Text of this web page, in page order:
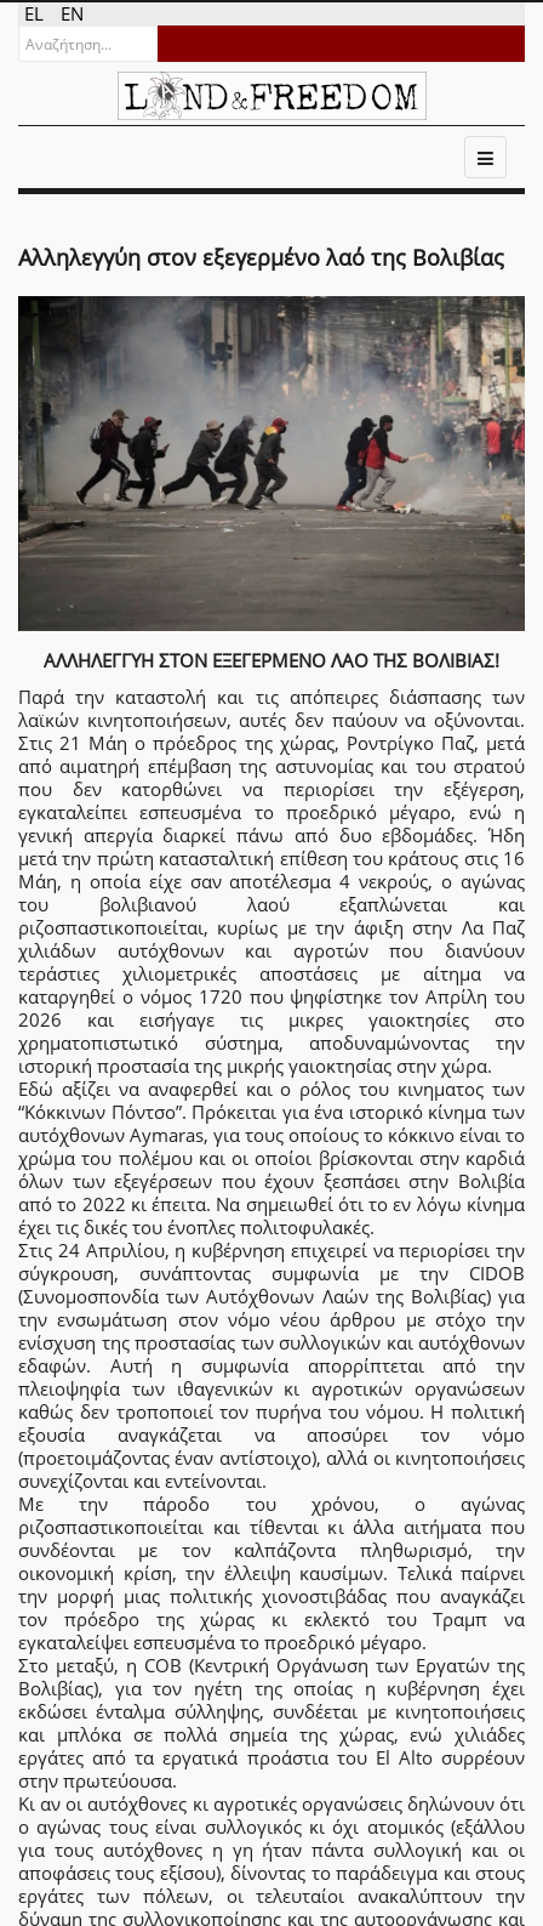
EL EN
Αλληλεγγύη στον εξεγερμένο λαό της Βολιβίας
ΑΛΛΗΛΕΓΓΥΗ ΣΤΟΝ ΕΞΕΓΕΡΜΕΝΟ ΛΑΟ ΤΗΣ ΒΟΛΙΒΙΑΣ!
Παρά την καταστολή και τις απόπειρες διάσπασης των
λαϊκών κινητοποιήσεων, αυτές δεν παύουν να οξύνονται.
Στις 21 Μάη ο πρόεδρος της χώρας, Ροντρίγκο Παζ, μετά
από αιματηρή επέμβαση της αστυνομίας και του στρατού
που δεν κατορθώνει να περιορίσει την εξέγερση,
εγκαταλείπει εσπευσμένα το προεδρικό μέγαρο, ενώ η
γενική απεργία διαρκεί πάνω από δυο εβδομάδες. Ήδη
μετά την πρώτη κατασταλτική επίθεση του κράτους στις 16
Μάη, η οποία είχε σαν αποτέλεσμα 4 νεκρούς, ο αγώνας
του βολιβιανού λαού εξαπλώνεται και
ριζοσπαστικοποιείται, κυρίως με την άφιξη στην Λα Παζ
χιλιάδων αυτόχθονων και αγροτών που διανύουν
τεράστιες χιλιομετρικές αποστάσεις με αίτημα να
καταργηθεί ο νόμος 1720 που ψηφίστηκε τον Απρίλη του
2026 και εισήγαγε τις μικρες γαιοκτησίες στο
χρηματοπιστωτικό σύστημα, αποδυναμώνοντας την
ιστορική προστασία της μικρής γαιοκτησίας στην χώρα.
Εδώ αξίζει να αναφερθεί και ο ρόλος του κινηματος των
“Κόκκινων Πόντσο”. Πρόκειται για ένα ιστορικό κίνημα των
αυτόχθονων Aymaras, για τους οποίους το κόκκινο είναι το
χρώμα του πολέμου και οι οποίοι βρίσκονται στην καρδιά
όλων των εξεγέρσεων που έχουν ξεσπάσει στην Βολιβία
από το 2022 κι έπειτα. Να σημειωθεί ότι το εν λόγω κίνημα
έχει τις δικές του ένοπλες πολιτοφυλακές.
Στις 24 Απριλίου, η κυβέρνηση επιχειρεί να περιορίσει την
σύγκρουση, συνάπτοντας συμφωνία με την CIDOB
(Συνομοσπονδία των Αυτόχθονων Λαών της Βολιβίας) για
την ενσωμάτωση στον νόμο νέου άρθρου με στόχο την
ενίσχυση της προστασίας των συλλογικών και αυτόχθονων
εδαφών. Αυτή η συμφωνία απορρίπτεται από την
πλειοψηφία των ιθαγενικών κι αγροτικών οργανώσεων
καθώς δεν τροποποιεί τον πυρήνα του νόμου. Η πολιτική
εξουσία αναγκάζεται να αποσύρει τον νόμο
(προετοιμάζοντας έναν αντίστοιχο), αλλά οι κινητοποιήσεις
συνεχίζονται και εντείνονται.
Με την πάροδο του χρόνου, ο αγώνας
ριζοσπαστικοποιείται και τίθενται κι άλλα αιτήματα που
συνδέονται με τον καλπάζοντα πληθωρισμό, την
οικονομική κρίση, την έλλειψη καυσίμων. Τελικά παίρνει
την μορφή μιας πολιτικής χιονοστιβάδας που αναγκάζει
τον πρόεδρο της χώρας κι εκλεκτό του Τραμπ να
εγκαταλείψει εσπευσμένα το προεδρικό μέγαρο.
Στο μεταξύ, η COB (Κεντρική Οργάνωση των Εργατών της
Βολιβίας), για τον ηγέτη της οποίας η κυβέρνηση έχει
εκδώσει ένταλμα σύλληψης, συνδέεται με κινητοποιήσεις
και μπλόκα σε πολλά σημεία της χώρας, ενώ χιλιάδες
εργάτες από τα εργατικά προάστια του El Alto συρρέουν
στην πρωτεύουσα.
Κι αν οι αυτόχθονες κι αγροτικές οργανώσεις δηλώνουν ότι
ο αγώνας τους είναι συλλογικός κι όχι ατομικός (εξάλλου
για τους αυτόχθονες η γη ήταν πάντα συλλογική και οι
αποφάσεις τους εξίσου), δίνοντας το παράδειγμα και στους
εργάτες των πόλεων, οι τελευταίοι ανακαλύπτουν την
δύναμη της συλλογικοποίησης και της αυτοοργάνωσης και